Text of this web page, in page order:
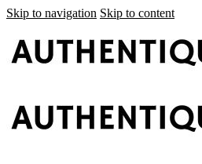
Skip to navigation Skip to content